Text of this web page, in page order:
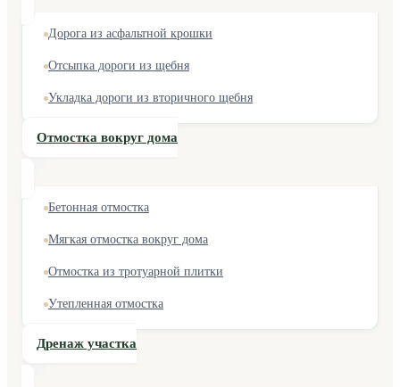
Дорога из асфальтной крошки
Отсыпка дороги из щебня
Укладка дороги из вторичного щебня
Отмостка вокруг дома
Бетонная отмостка
Мягкая отмостка вокруг дома
Отмостка из тротуарной плитки
Утепленная отмостка
Дренаж участка